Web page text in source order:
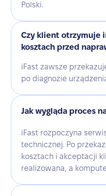
Polski.
Czy klient otrzymuje
kosztach przed
iFast zawsze
po diagnozie
Jak wygląda proces
iFast rozpoczyna
technicznej. Po
kosztach i akceptacji
realizowana, a